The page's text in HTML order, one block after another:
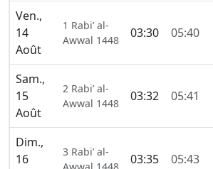
Ven.,
14
Août
1 Rabi’ al-
Awwal 1448
03:30 05:40
Sam.,
15
Août
2 Rabi’ al-
Awwal 1448
03:32 05:41
Dim.,
16
3 Rabi’ al-
03:35 05:43